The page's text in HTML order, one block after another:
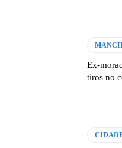
Ex-
tiros no